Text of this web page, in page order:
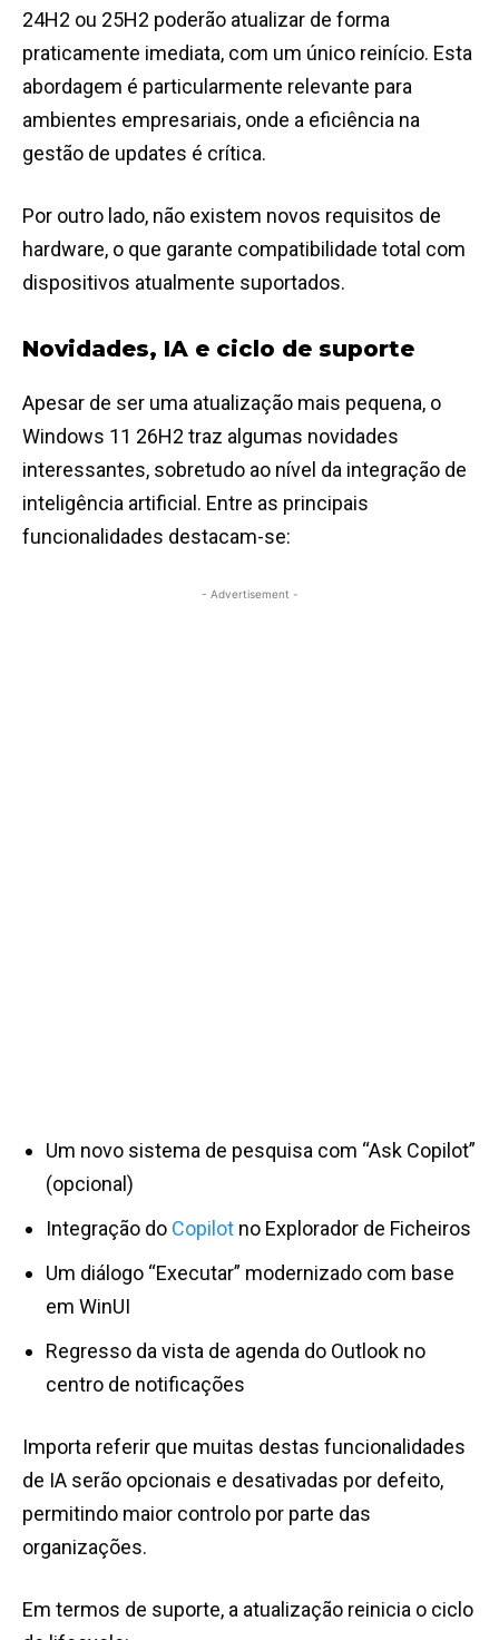
24H2 ou 25H2 poderão atualizar de forma
praticamente imediata, com um único reinício. Esta
abordagem é particularmente relevante para
ambientes empresariais, onde a eficiência na
gestão de updates é crítica.
Por outro lado, não existem novos requisitos de
hardware, o que garante compatibilidade total com
dispositivos atualmente suportados.
Novidades, IA e ciclo de suporte
Apesar de ser uma atualização mais pequena, o
Windows 11 26H2 traz algumas novidades
interessantes, sobretudo ao nível da integração de
inteligência artificial. Entre as principais
funcionalidades destacam-se:
- Advertisement -
Um novo sistema de pesquisa com “Ask Copilot”
(opcional)
Integração do Copilot no Explorador de Ficheiros
Um diálogo “Executar” modernizado com base
em WinUI
Regresso da vista de agenda do Outlook no
centro de notificações
Importa referir que muitas destas funcionalidades
de IA serão opcionais e desativadas por defeito,
permitindo maior controlo por parte das
organizações.
Em termos de suporte, a atualização reinicia o ciclo